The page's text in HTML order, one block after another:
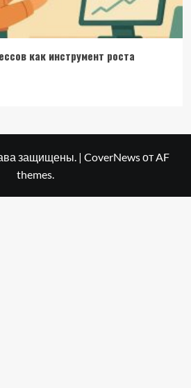
как инструмент роста
защищены. | CoverNewsот AF
themes.